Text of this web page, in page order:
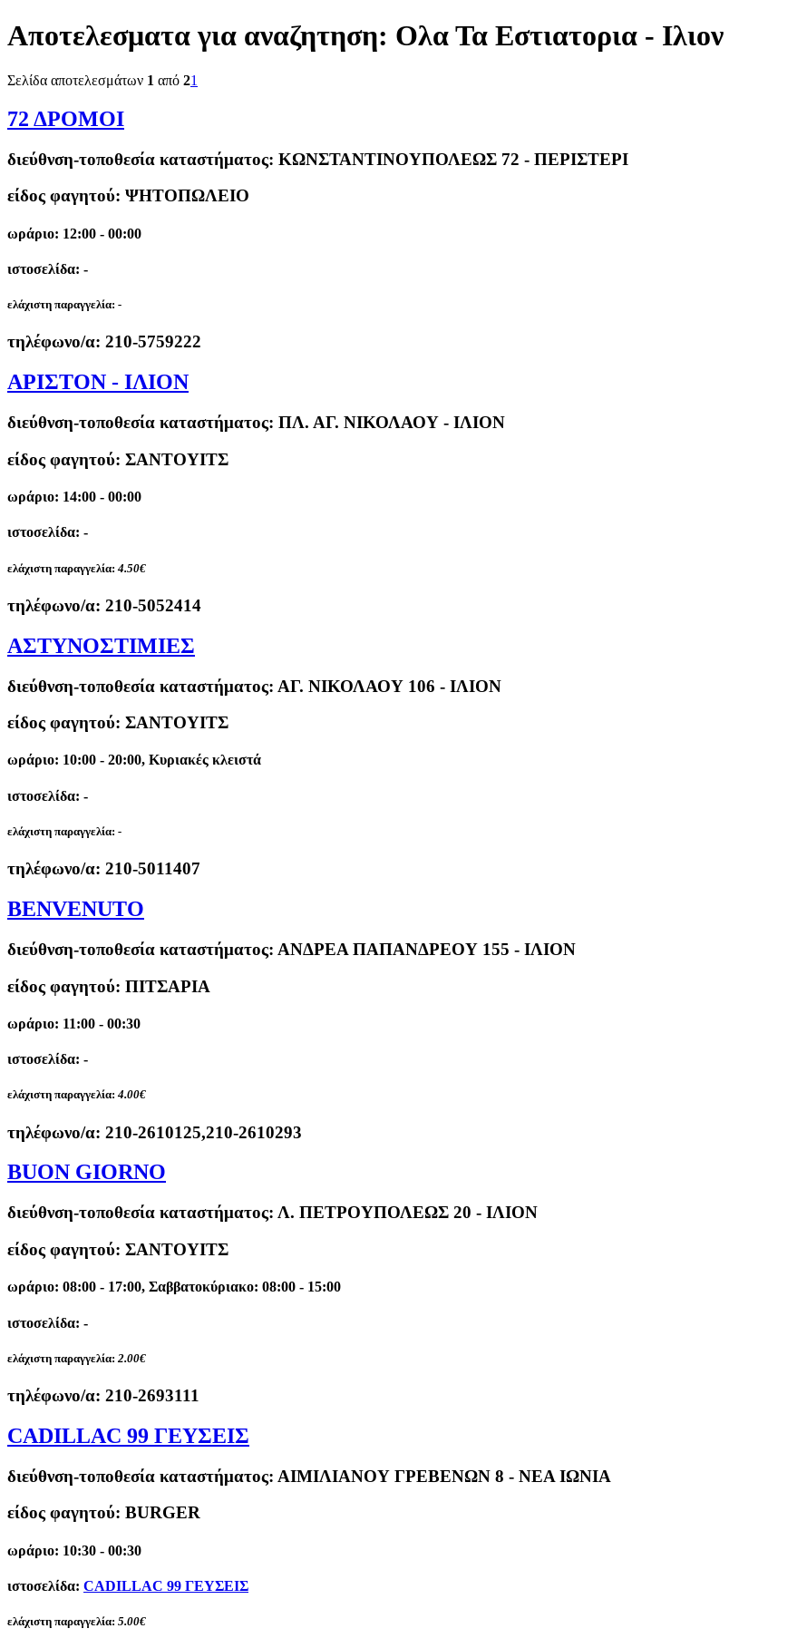
Αποτελεσματα για αναζητηση: Ολα Τα Εστιατορια - Ιλιον
Σελίδα αποτελεσμάτων 1 από 21
72 ΔΡΟΜΟΙ
διεύθνση-τοποθεσία καταστήματος: ΚΩΝΣΤΑΝΤΙΝΟΥΠΟΛΕΩΣ 72 - ΠΕΡΙΣΤΕΡΙ
είδος φαγητού: ΨΗΤΟΠΩΛΕΙΟ
ωράριο: 12:00 - 00:00
ιστοσελίδα: -
ελάχιστη παραγγελία: -
τηλέφωνο/α: 210-5759222
ΑΡΙΣΤΟΝ - ΙΛΙΟΝ
διεύθνση-τοποθεσία καταστήματος: ΠΛ. ΑΓ. ΝΙΚΟΛΑΟΥ - ΙΛΙΟΝ
είδος φαγητού: ΣΑΝΤΟΥΙΤΣ
ωράριο: 14:00 - 00:00
ιστοσελίδα: -
ελάχιστη παραγγελία: 4.50€
τηλέφωνο/α: 210-5052414
ΑΣΤΥΝΟΣΤΙΜΙΕΣ
διεύθνση-τοποθεσία καταστήματος: ΑΓ. ΝΙΚΟΛΑΟΥ 106 - ΙΛΙΟΝ
είδος φαγητού: ΣΑΝΤΟΥΙΤΣ
ωράριο: 10:00 - 20:00, Κυριακές κλειστά
ιστοσελίδα: -
ελάχιστη παραγγελία: -
τηλέφωνο/α: 210-5011407
BENVENUTO
διεύθνση-τοποθεσία καταστήματος: ΑΝΔΡΕΑ ΠΑΠΑΝΔΡΕΟΥ 155 - ΙΛΙΟΝ
είδος φαγητού: ΠΙΤΣΑΡΙΑ
ωράριο: 11:00 - 00:30
ιστοσελίδα: -
ελάχιστη παραγγελία: 4.00€
τηλέφωνο/α: 210-2610125,210-2610293
BUON GIORNO
διεύθνση-τοποθεσία καταστήματος: Λ. ΠΕΤΡΟΥΠΟΛΕΩΣ 20 - ΙΛΙΟΝ
είδος φαγητού: ΣΑΝΤΟΥΙΤΣ
ωράριο: 08:00 - 17:00, Σαββατοκύριακο: 08:00 - 15:00
ιστοσελίδα: -
ελάχιστη παραγγελία: 2.00€
τηλέφωνο/α: 210-2693111
CADILLAC 99 ΓΕΥΣΕΙΣ
διεύθνση-τοποθεσία καταστήματος: ΑΙΜΙΛΙΑΝΟΥ ΓΡΕΒΕΝΩΝ 8 - ΝΕΑ ΙΩΝΙΑ
είδος φαγητού: BURGER
ωράριο: 10:30 - 00:30
ιστοσελίδα: CADILLAC 99 ΓΕΥΣΕΙΣ
ελάχιστη παραγγελία: 5.00€